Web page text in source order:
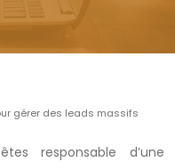
gérer des leads massifs
responsable d’une